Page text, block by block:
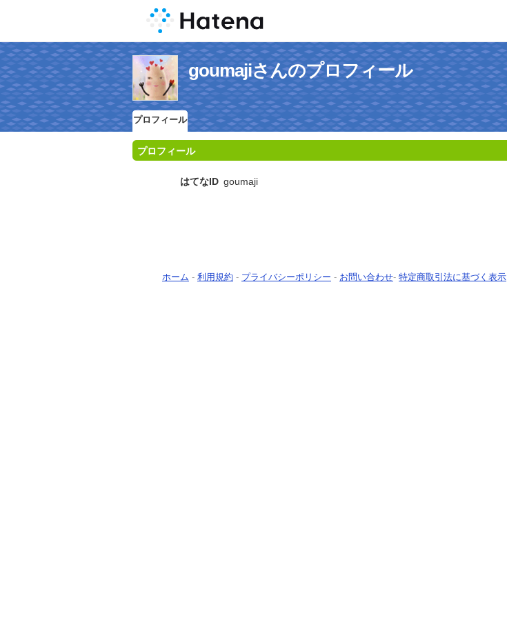
goumajiさんのプロフィール
プロフィール
プロフィール
はてなID goumaji
ホーム - 利用規約 - プライバシーポリシー - お問い合わせ- 特定商取引法に基づく表示